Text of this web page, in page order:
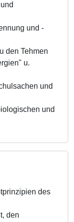
und -
den Tehmen
u.
und
und
des
den